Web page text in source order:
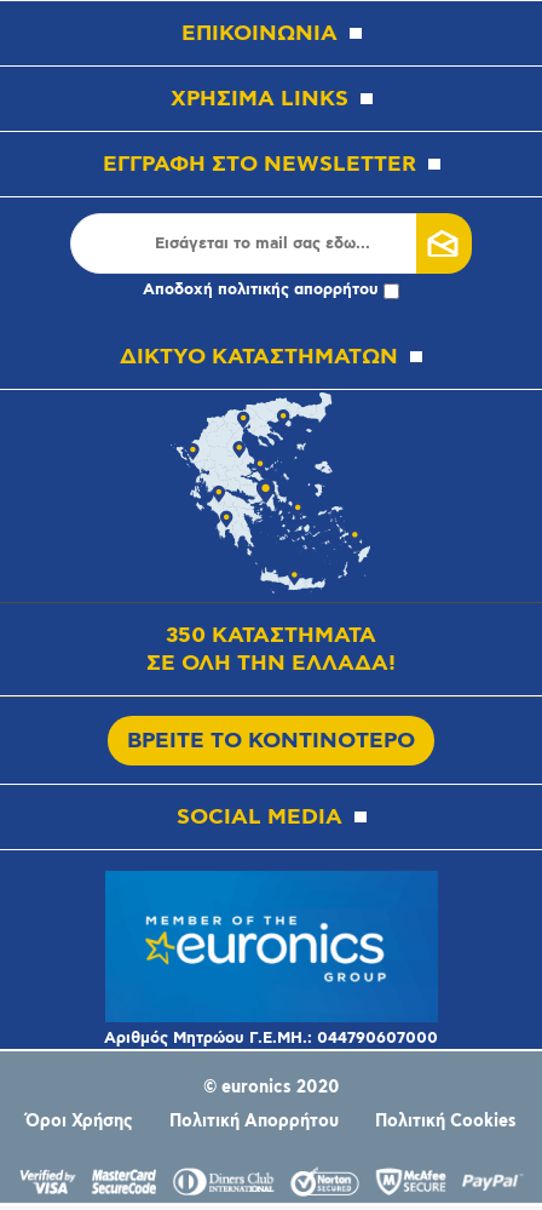
ΕΠΙΚΟΙΝΩΝΙΑ
ΧΡΗΣΙΜΑ LINKS
ΕΓΓΡΑΦΗ ΣΤΟ NEWSLETTER
Αποδοχή πολιτικής απορρήτου
ΔΙΚΤΥΟ ΚΑΤΑΣΤΗΜΑΤΩΝ
350 ΚΑΤΑΣΤΗΜΑΤΑ
ΣΕ ΟΛΗ ΤΗΝ ΕΛΛΑΔΑ!
ΒΡΕΙΤΕ ΤΟ ΚΟΝΤΙΝΟΤΕΡΟ
SOCIAL MEDIA
© euronics 2020
Όροι Χρήσης
Πολιτική Απορρήτου Πολιτική Cookies